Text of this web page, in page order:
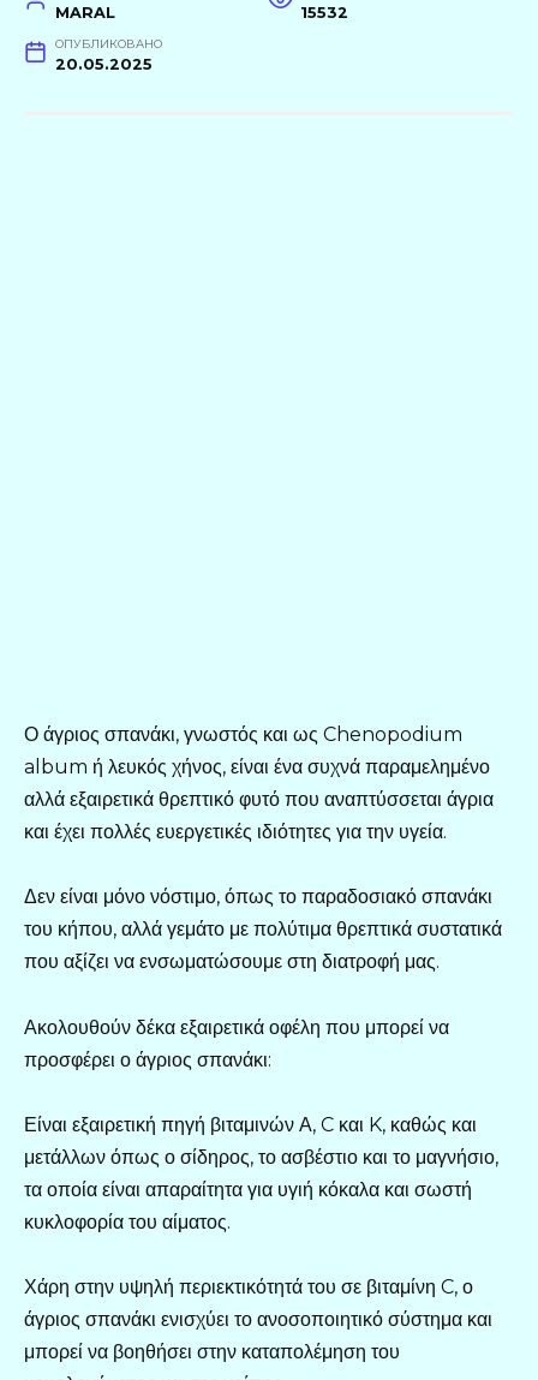
MARAL 15532
ОПУБЛИКОВАНО
20.05.2025
Ο άγριος σπανάκι, γνωστός και ως Chenopodium
album ή λευκός χήνος, είναι ένα συχνά παραμελημένο
αλλά εξαιρετικά θρεπτικό φυτό που αναπτύσσεται άγρια
και έχει πολλές ευεργετικές ιδιότητες για την υγεία.
Δεν είναι μόνο νόστιμο, όπως το παραδοσιακό σπανάκι
του κήπου, αλλά γεμάτο με πολύτιμα θρεπτικά συστατικά
που αξίζει να ενσωματώσουμε στη διατροφή μας.
Ακολουθούν δέκα εξαιρετικά οφέλη που μπορεί να
προσφέρει ο άγριος σπανάκι:
Είναι εξαιρετική πηγή βιταμινών Α, C και K, καθώς και
μετάλλων όπως ο σίδηρος, το ασβέστιο και το μαγνήσιο,
τα οποία είναι απαραίτητα για υγιή κόκαλα και σωστή
κυκλοφορία του αίματος.
Χάρη στην υψηλή περιεκτικότητά του σε βιταμίνη C, ο
άγριος σπανάκι ενισχύει το ανοσοποιητικό σύστημα και
μπορεί να βοηθήσει στην καταπολέμηση του